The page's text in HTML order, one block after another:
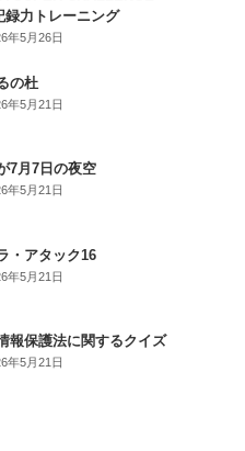
録力トレーニング
年5月26日
の杜
年5月21日
7月7日の夜空
年5月21日
・アタック16
年5月21日
報保護法に関するクイズ
年5月21日